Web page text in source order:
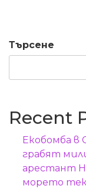
Търсене
Recent
Екобомба в
грабят
арестант
морето